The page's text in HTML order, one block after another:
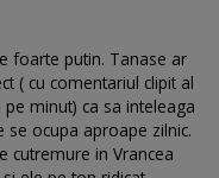
foarte putin. Tanase ar
( cu comentariul clipit al
minut) ca sa inteleaga
se ocupa aproape zilnic.
cutremure in Vrancea